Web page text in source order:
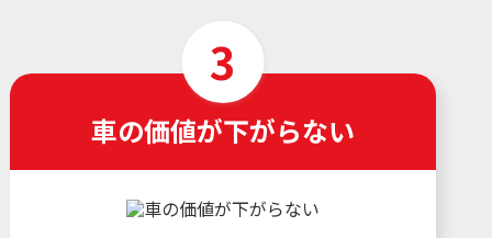
車の価値が下がらない